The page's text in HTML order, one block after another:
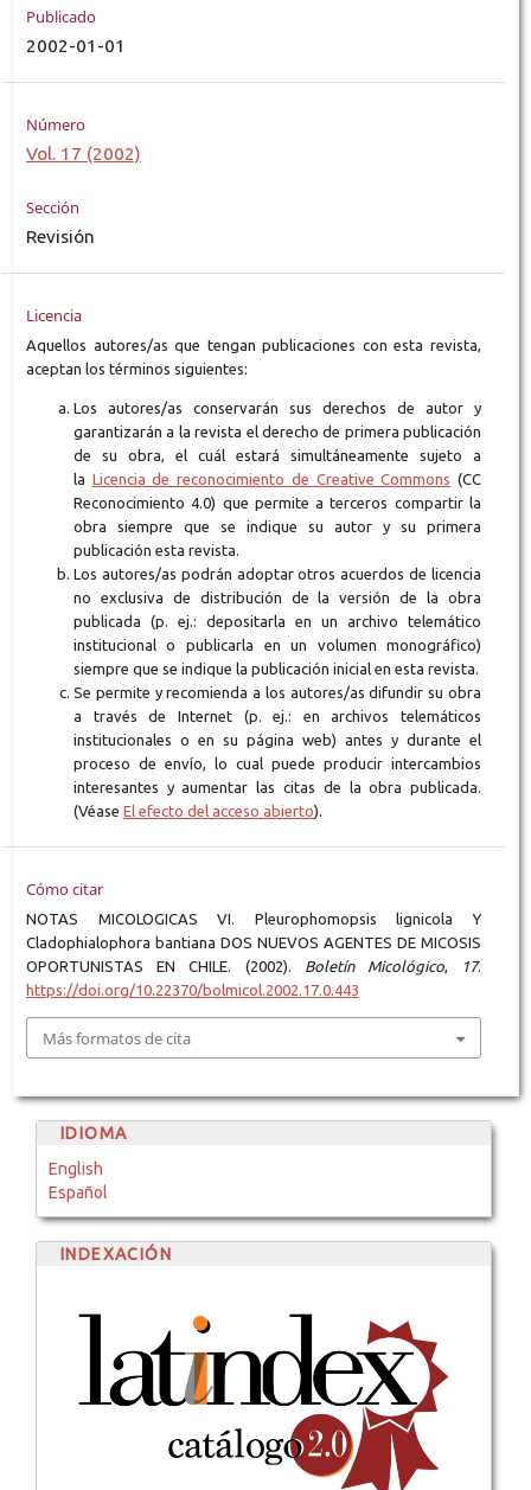
Publicado
2002-01-01
Número
Vol. 17 (2002)
Sección
Revisión
Licencia
Aquellos autores/as que tengan publicaciones con esta revista,
aceptan los términos siguientes:
Los autores/as conservarán sus derechos de autor y
garantizarán a la revista el derecho de primera publicación
de su obra, el cuál estará simultáneamente sujeto a
la Licencia de reconocimiento de Creative Commons (CC
Reconocimiento 4.0) que permite a terceros compartir la
obra siempre que se indique su autor y su primera
publicación esta revista.
Los autores/as podrán adoptar otros acuerdos de licencia
no exclusiva de distribución de la versión de la obra
publicada (p. ej.: depositarla en un archivo telemático
institucional o publicarla en un volumen monográfico)
siempre que se indique la publicación inicial en esta revista.
Se permite y recomienda a los autores/as difundir su obra
a través de Internet (p. ej.: en archivos telemáticos
institucionales o en su página web) antes y durante el
proceso de envío, lo cual puede producir intercambios
interesantes y aumentar las citas de la obra publicada.
(Véase El efecto del acceso abierto).
Cómo citar
NOTAS MICOLOGICAS VI. Pleurophomopsis lignicola Y
Cladophialophora bantiana DOS NUEVOS AGENTES DE MICOSIS
OPORTUNISTAS EN CHILE. (2002). Boletín Micológico, 17.
https://doi.org/10.22370/bolmicol.2002.17.0.443
Más formatos de cita
IDIOMA
English
Español
INDEXACIÓN